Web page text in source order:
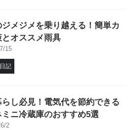
メジメを乗り越える！簡単カ
とオススメ雨具
15
日記
し必見！電気代を節約できる
ニ冷蔵庫のおすすめ5選
2